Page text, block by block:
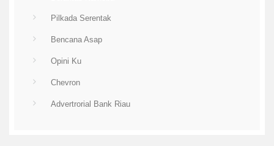
Pilkada Serentak
Bencana Asap
Opini Ku
Chevron
Advertrorial Bank Riau